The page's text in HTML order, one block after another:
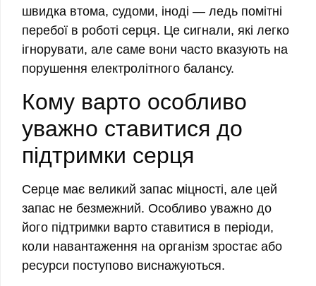
швидка втома, судоми, іноді — ледь помітні
перебої в роботі серця. Це сигнали, які легко
ігнорувати, але саме вони часто вказують на
порушення електролітного балансу.
Кому варто особливо
уважно ставитися до
підтримки серця
Серце має великий запас міцності, але цей
запас не безмежний. Особливо уважно до
його підтримки варто ставитися в періоди,
коли навантаження на організм зростає або
ресурси поступово виснажуються.